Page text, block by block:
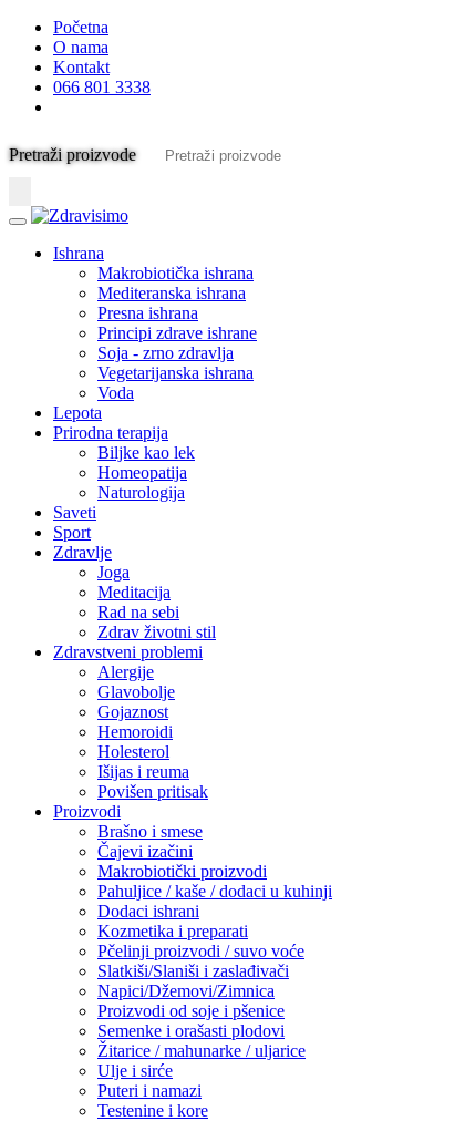
Početna
O nama
Kontakt
066 801 3338
Pretraži proizvode
Ishrana
Makrobiotička ishrana
Mediteranska ishrana
Presna ishrana
Principi zdrave ishrane
Soja - zrno zdravlja
Vegetarijanska ishrana
Voda
Lepota
Prirodna terapija
Biljke kao lek
Homeopatija
Naturologija
Saveti
Sport
Zdravlje
Joga
Meditacija
Rad na sebi
Zdrav životni stil
Zdravstveni problemi
Alergije
Glavobolje
Gojaznost
Hemoroidi
Holesterol
Išijas i reuma
Povišen pritisak
Proizvodi
Brašno i smese
Čajevi izačini
Makrobiotički proizvodi
Pahuljice / kaše / dodaci u kuhinji
Dodaci ishrani
Kozmetika i preparati
Pčelinji proizvodi / suvo voće
Slatkiši/Slaniši i zaslađivači
Napici/Džemovi/Zimnica
Proizvodi od soje i pšenice
Semenke i orašasti plodovi
Žitarice / mahunarke / uljarice
Ulje i sirće
Puteri i namazi
Testenine i kore